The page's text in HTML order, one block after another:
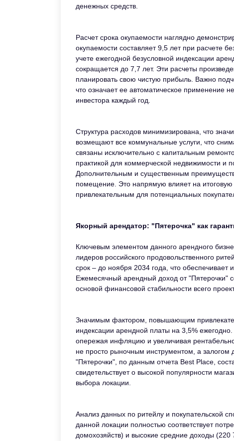
денежных средств.
Расчет срока окупаемости наглядно
окупаемости составляет 9,5 лет при расчете
учете ежегодной безусловной индексации
сокращается до 7,7 лет. Эти расчеты
планировать свою чистую прибыль. Важно
что означает ее автоматическое применение
инвестора каждый год.
Структура расходов минимизирована, что
возмещают все коммунальные услуги, что
связаны исключительно с капитальным
практикой для коммерческой недвижимости и
Дополнительным и существенным
помещение. Это напрямую влияет на
привлекательным для потенциальных
Якорный арендатор: "Пятерочка" как
Ключевым элементом данного арендного
лидеров российского продовольственного
срок – до ноября 2034 года, что обеспечивает
Ежемесячный арендный доход от "Пятерочки"
основой финансовой стабильности всего
Значимым фактором, повышающим
индексации арендной платы на 3,5% ежегодно.
опережая инфляцию и увеличивая
не просто рыночным инструментом, а залогом
"Пятерочки", по данным отчета Best Place,
свидетельствует о высокой популярности
выбора локации.
Анализ данных по ритейлу и покупательской
данной локации полностью соответствует
домохозяйств) и высокие средние доходы